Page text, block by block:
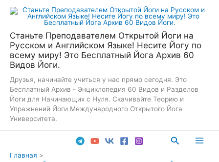
Перейти
Станьте Преподавателем Открытой Йоги на
Русском и Английском Языке! Несите Йогу по
всему миру! Это Бесплатный Йога Архив 60
Видов Йоги.
Друзья, начинайте учиться у нас прямо сегодня. Это
Бесплатный Архив - Энциклопедия 60 Видов и Разделов
Йоги для Начинающих с Нуля. Скачивайте Теорию и
Упражнений Йоги Международного Открытого Йога
Университета.
Поиск
Главная